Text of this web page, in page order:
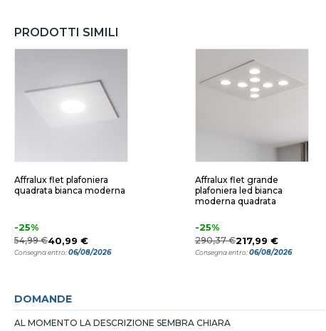
PRODOTTI SIMILI
Affralux flet plafoniera
quadrata bianca moderna
-25%
54,99 €40,99 €
Consegna entro:06/08/2026
Affralux flet grande
plafoniera led bianca
moderna quadrata
-25%
290,37 €217,99 €
Consegna entro:06/08/2026
DOMANDE
AL MOMENTO LA DESCRIZIONE SEMBRA CHIARA